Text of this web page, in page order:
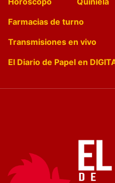
Farmacias de turno
Transmisiones en vivo
El Diario de Papel en